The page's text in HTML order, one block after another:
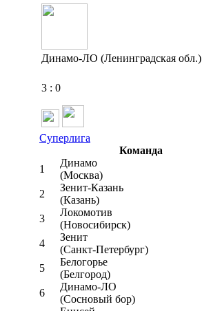
Динамо-ЛО (Ленинградская обл.)
3 : 0
Суперлига
Команда
1
Динамо
(Москва)
2
Зенит-Казань
(Казань)
3
Локомотив
(Новосибирск)
4
Зенит
(Санкт-Петербург)
5
Белогорье
(Белгород)
6
Динамо-ЛО
(Сосновый бор)